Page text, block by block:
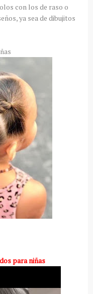
con los de raso o
ya sea de dibujitos
para niñas